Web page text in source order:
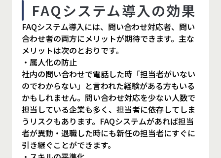
FAQシステム導入の効果
FAQシステム導入には、問い合わせ対応者、問い
合わせ者の両方にメリットが期待できます。主な
メリットは次のとおりです。
・属人化の防止
社内の問い合わせで電話した時「担当者がいない
のでわからない」と言われた経験がある方もいる
かもしれません。問い合わせ対応を少ない人数で
担当している企業も多く、担当者に依存してしま
うリスクもあります。FAQシステムがあれば担当
者が異動・退職した時にも新任の担当者にすぐに
引き継ぐことができます。